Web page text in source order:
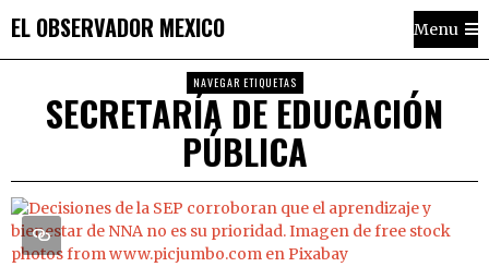
EL OBSERVADOR MEXICO Menu
NAVEGAR ETIQUETAS
SECRETARÍA DE EDUCACIÓN
PÚBLICA